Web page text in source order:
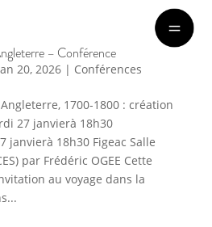
– Conférence
20, 2026| Conférences
1700-1800 : création
27 janvierà 18h30
janvierà 18h30 Figeac Salle
par Frédéric OGEE Cette
au voyage dans la